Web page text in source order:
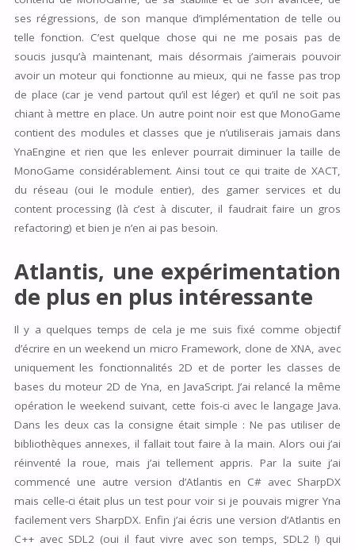
ses régressions, de son manque d’implémentation de telle ou
telle fonction. C’est quelque chose qui ne me posais pas de
soucis jusqu’à maintenant, mais désormais j’aimerais pouvoir
avoir un moteur qui fonctionne au mieux, qui ne fasse pas trop
de place (car je vend partout qu’il est léger) et qu’il ne soit pas
chiant à mettre en place. Un autre point noir est que MonoGame
contient des modules et classes que je n’utiliserais jamais dans
YnaEngine et rien que les enlever pourrait diminuer la taille de
MonoGame considérablement. Ainsi tout ce qui traite de XACT,
du réseau (oui le module entier), des gamer services et du
content processing (là c’est à discuter, il faudrait faire un gros
refactoring) et bien je n’en ai pas besoin.
Atlantis, une expérimentation
de plus en plus intéressante
Il y a quelques temps de cela je me suis fixé comme objectif
d’écrire en un weekend un micro Framework, clone de XNA, avec
uniquement les fonctionnalités 2D et de porter les classes de
bases du moteur 2D de Yna, en JavaScript. J’ai relancé la même
opération le weekend suivant, cette fois-ci avec le langage Java.
Dans les deux cas la consigne était simple : Ne pas utiliser de
bibliothèques annexes, il fallait tout faire à la main. Alors oui j’ai
réinventé la roue, mais j’ai tellement appris. Par la suite j’ai
commencé une autre version d’Atlantis en C# avec SharpDX
mais celle-ci était plus un test pour voir si je pouvais migrer Yna
facilement vers SharpDX. Enfin j’ai écris une version d’Atlantis en
C++ avec SDL2 (oui il faut vivre avec son temps, SDL2 !) qui